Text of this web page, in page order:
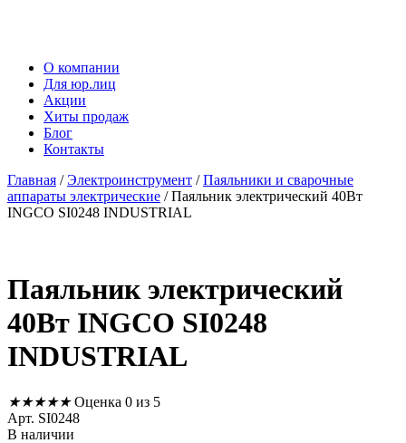
О компании
Для юр.лиц
Акции
Хиты продаж
Блог
Контакты
Главная /Электроинструмент /Паяльники и сварочные
аппараты электрические / Паяльник электрический 40Вт
INGCO SI0248 INDUSTRIAL
Паяльник электрический
40Вт INGCO SI0248
INDUSTRIAL
★★★★★ Оценка 0 из 5
Арт. SI0248
В наличии